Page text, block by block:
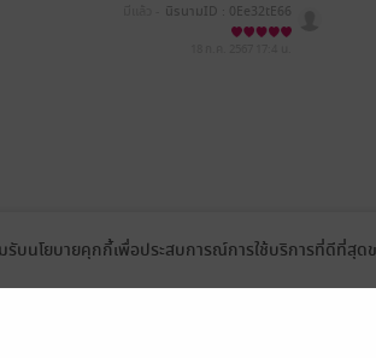
นิรนามID : 0Ee32tE66
7
รับนโยบายคุกกี้เพื่อประสบการณ์การใช้บริการที่ดีที่